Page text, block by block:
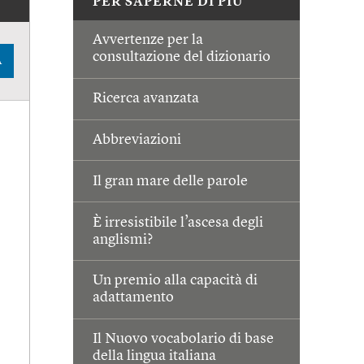
Avvertenze per la
consultazione del dizionario
Ricerca avanzata
Abbreviazioni
Il gran mare delle parole
È irresistibile l’ascesa degli
anglismi?
Un premio alla capacità di
adattamento
Il Nuovo vocabolario di base
della lingua italiana